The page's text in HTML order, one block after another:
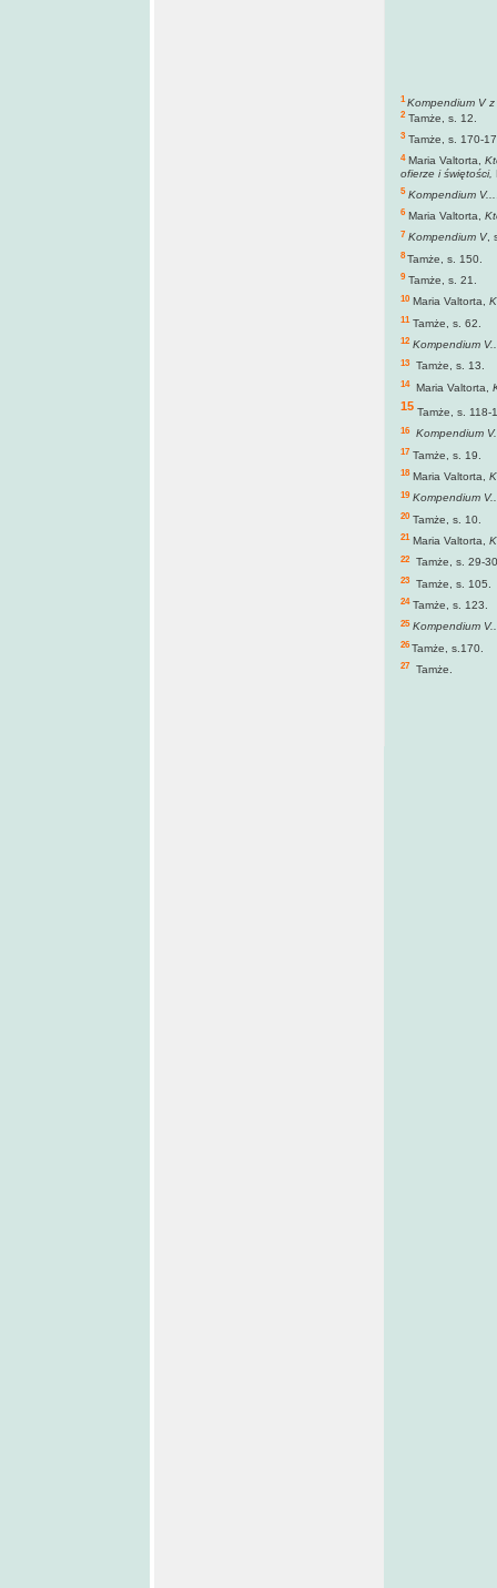
1 Kompendium V z
2Tamże, s. 12.
3 Tamże, s. 170-
4Maria Valtorta,
ofierze i świętości,
5 Kompendium V...
6 Maria Valtorta,
7 Kompendium V,
8Tamże, s. 150.
9 Tamże, s. 21.
10 Maria Valtorta,
11Tamże, s. 62.
12 Kompendium
13 Tamże, s. 13.
14Maria Valtorta,
15 Tamże, s. 118-
16 Kompendium
17 Tamże, s. 19.
18Maria Valtorta,
19Kompendium
20 Tamże, s. 10.
21Maria Valtorta,
22Tamże, s. 29-
23 Tamże, s. 105.
24Tamże, s. 123.
25 Kompendium
26 Tamże, s.170.
27 Tamże.